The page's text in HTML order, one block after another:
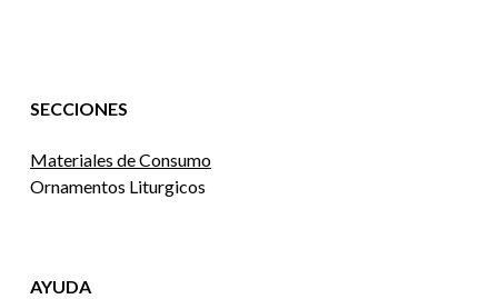
SECCIONES
Materiales de Consumo
Ornamentos Liturgicos
AYUDA